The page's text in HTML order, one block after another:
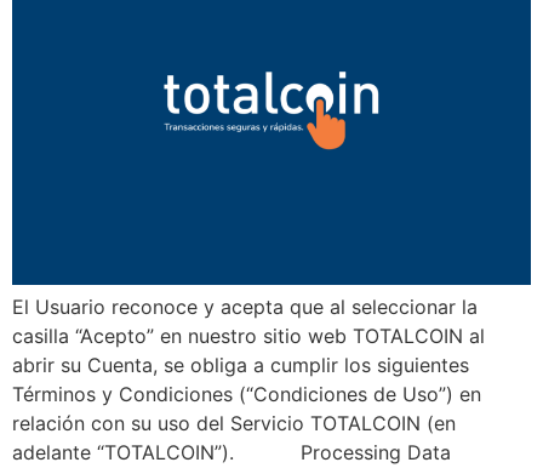
El Usuario reconoce y acepta que al seleccionar la
casilla “Acepto” en nuestro sitio web TOTALCOIN al
abrir su Cuenta, se obliga a cumplir los siguientes
Términos y Condiciones (“Condiciones de Uso”) en
relación con su uso del Servicio TOTALCOIN (en
adelante “TOTALCOIN”). Processing Data